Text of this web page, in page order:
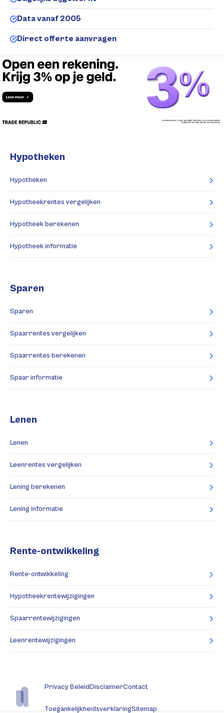
Data vanaf 2005
Direct offerte aanvragen
Hypotheken
Hypotheken
Hypotheekrentes vergelijken
Hypotheek berekenen
Hypotheek informatie
Sparen
Sparen
Spaarrentes vergelijken
Spaarrentes berekenen
Spaar informatie
Lenen
Lenen
Leenrentes vergelijken
Lening berekenen
Lening informatie
Rente-ontwikkeling
Rente-ontwikkeling
Hypotheekrentewijzigingen
Spaarrentewijzigingen
Leenrentewijzigingen
Privacy BeleidDisclaimerContact
ToegankelijkheidsverklaringSitemap